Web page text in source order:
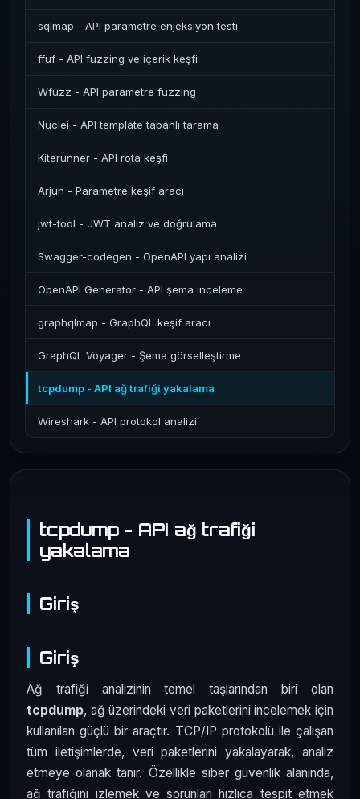
tcpdump - API ağ trafiği
yakalama
Giriş
Giriş
Ağ trafiği analizinin temel taşlarından biri olan
tcpdump, ağ üzerindeki veri paketlerini incelemek için
kullanılan güçlü bir araçtır. TCP/IP protokolü ile çalışan
tüm iletişimlerde, veri paketlerini yakalayarak, analiz
etmeye olanak tanır. Özellikle siber güvenlik alanında,
ağ trafiğini izlemek ve sorunları hızlıca tespit etmek
sqlmap - API parametre enjeksiyon testi
ffuf - API fuzzing ve içerik keşfi
Wfuzz - API parametre fuzzing
Nuclei - API template tabanlı tarama
Kiterunner - API rota keşfi
Arjun - Parametre keşif aracı
jwt-tool - JWT analiz ve doğrulama
Swagger-codegen - OpenAPI yapı analizi
OpenAPI Generator - API şema inceleme
graphqlmap - GraphQL keşif aracı
GraphQL Voyager - Şema görselleştirme
tcpdump - API ağ trafiği yakalama
Wireshark - API protokol analizi